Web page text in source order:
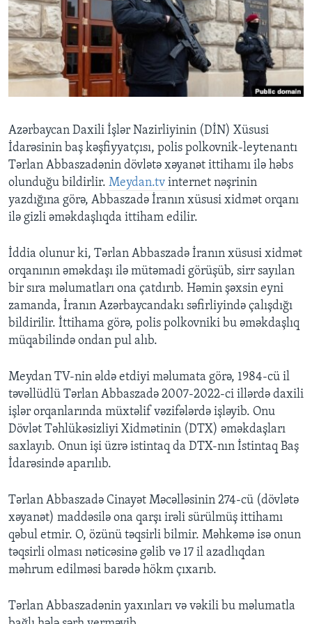
BIZI IZLƏYIN
Azərbaycan Daxili İşlər Nazirliyinin (DİN) Xüsusi
İdarəsinin baş kəşfiyyatçısı, polis polkovnik-leytenantı
Tərlan Abbaszadənin dövlətə xəyanət ittihamı ilə həbs
olunduğu bildirlir. Meydan.tv internet nəşrinin
yazdığına görə, Abbaszadə İranın xüsusi xidmət orqanı
ilə gizli əməkdaşlıqda ittiham edilir.
İddia olunur ki, Tərlan Abbaszadə İranın xüsusi xidmət
orqanının əməkdaşı ilə mütəmadi görüşüb, sirr sayılan
bir sıra məlumatları ona çatdırıb. Həmin şəxsin eyni
zamanda, İranın Azərbaycandakı səfirliyində çalışdığı
bildirilir. İttihama görə, polis polkovniki bu əməkdaşlıq
müqabilində ondan pul alıb.
Meydan TV-nin əldə etdiyi məlumata görə, 1984-cü il
təvəllüdlü Tərlan Abbaszadə 2007-2022-ci illərdə daxili
işlər orqanlarında müxtəlif vəzifələrdə işləyib. Onu
Dövlət Təhlükəsizliyi Xidmətinin (DTX) əməkdaşları
saxlayıb. Onun işi üzrə istintaq da DTX-nın İstintaq Baş
İdarəsində aparılıb.
Tərlan Abbaszadə Cinayət Məcəlləsinin 274-cü (dövlətə
xəyanət) maddəsilə ona qarşı irəli sürülmüş ittihamı
qəbul etmir. O, özünü təqsirli bilmir. Məhkəmə isə onun
təqsirli olması nəticəsinə gəlib və 17 il azadlıqdan
məhrum edilməsi barədə hökm çıxarıb.
Tərlan Abbaszadənin yaxınları və vəkili bu məlumatla